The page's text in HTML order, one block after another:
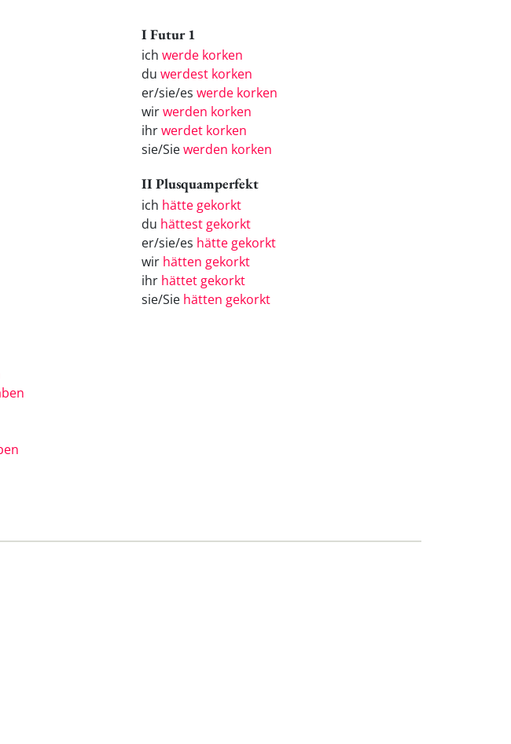
I Futur 1
ich werde korken
du werdest korken
er/sie/es werde korken
wirwerden korken
ihrwerdet korken
sie/Siewerden korken
II Plusquamperfekt
ich hätte gekorkt
du hättest gekorkt
er/sie/es hätte gekorkt
wir hätten gekorkt
ihr hättet gekorkt
sie/Sie hätten gekorkt